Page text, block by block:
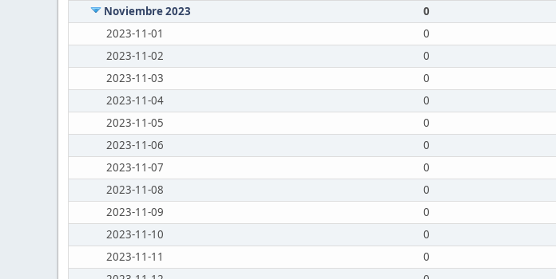
Noviembre 2023
0
2023-11-01
0
2023-11-02
0
2023-11-03
0
2023-11-04
0
2023-11-05
0
2023-11-06
0
2023-11-07
0
2023-11-08
0
2023-11-09
0
2023-11-10
0
2023-11-11
0